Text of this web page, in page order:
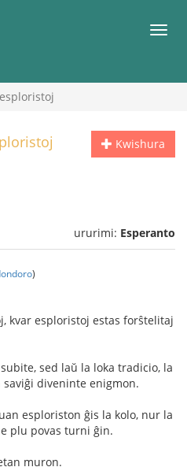
Kwishura
ururimi: Esperanto
)
kvar esploristoj estas forŝtelitaj
sed laŭ la loka tradicio, la
diveninte enigmon.
esploriston ĝis la kolo, nur la
plu povas turni ĝin.
muron.